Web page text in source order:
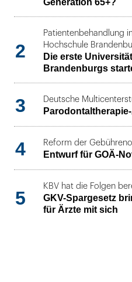
2
Patientenbehandlung
Hochschule
Die erste
Brandenburgs
3 Deutsche
4 Reform der
Entwurf für GOÄ-
5
KBV hat die Folgen
GKV-Spargesetz
für Ärzte mit sich